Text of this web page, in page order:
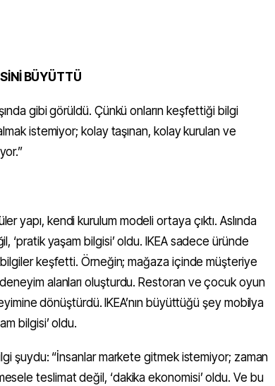
BÜYÜTTÜ
gibi görüldü. Çünkü onların keşfettiği bilgi
istemiyor; kolay taşınan, kolay kurulan ve
yapı, kendi kurulum modeli ortaya çıktı. Aslında
‘pratik yaşam bilgisi’ oldu. IKEA sadece üründe
keşfetti. Örneğin; mağaza içinde müşteriye
alanları oluşturdu. Restoran ve çocuk oyun
dönüştürdü. IKEA’nın büyüttüğü şey mobilya
bilgisi’ oldu.
şuydu: “İnsanlar markete gitmek istemiyor; zaman
teslimat değil, ‘dakika ekonomisi’ oldu. Ve bu